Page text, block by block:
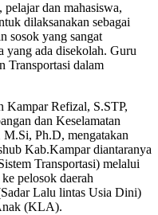
pelajar dan mahasiswa,
dilaksanakan sebagai
sosok yang sangat
yang ada disekolah. Guru
Transportasi dalam
Kampar Refizal, S.STP,
dan Keselamatan
Ph.D, mengatakan
Kab.Kampar diantaranya
Transportasi) melalui
pelosok daerah
Lalu lintas Usia Dini)
(KLA).